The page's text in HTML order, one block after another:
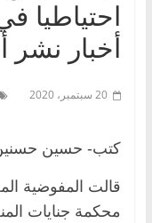
احتياطيا
أخبار نشر
20 سبتمبر، 2020
كتب- حسين
قالت المفوضية
محكمة جنايات